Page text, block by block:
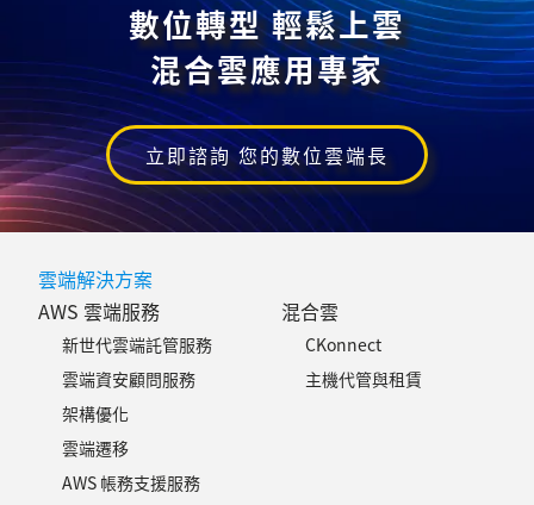
數位轉型 輕鬆上雲
混合雲應用專家
立即諮詢 您的數位雲端長
雲端解決方案
AWS 雲端服務
新世代雲端託管服務
雲端資安顧問服務
架構優化
雲端遷移
AWS 帳務支援服務
混合雲
CKonnect
主機代管與租賃